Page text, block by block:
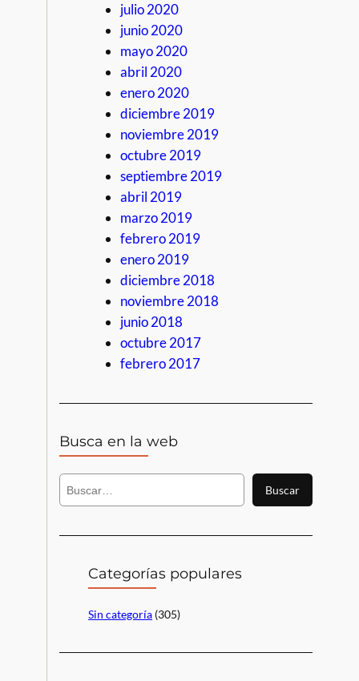
julio 2020
junio 2020
mayo 2020
abril 2020
enero 2020
diciembre 2019
noviembre 2019
octubre 2019
septiembre 2019
abril 2019
marzo 2019
febrero 2019
enero 2019
diciembre 2018
noviembre 2018
junio 2018
octubre 2017
febrero 2017
Busca en la web
B
c
Buscar
Categorías populares
Sin categoría (305)